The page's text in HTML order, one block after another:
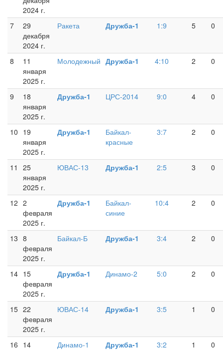
2024 г.
7
29
декабря
2024 г.
Ракета Дружба-1 1:9 5 0
8
11
января
2025 г.
Молодежный Дружба-1 4:10 2 0
9
18
января
2025 г.
Дружба-1 ЦРС-2014 9:0 4 0
10 19
января
2025 г.
Дружба-1
Байкал-
красные
3:7 2 0
11
25
января
2025 г.
ЮВАС-13 Дружба-1 2:5 3 0
12 2
февраля
2025 г.
Дружба-1
Байкал-
синие
10:4 2 0
13 8
февраля
2025 г.
Байкал-Б Дружба-1 3:4 2 0
14 15
февраля
2025 г.
Дружба-1 Динамо-2 5:0 2 0
15 22
февраля
2025 г.
ЮВАС-14 Дружба-1 3:5 1 0
16 14
Динамо-1 Дружба-1 3:2 1 0